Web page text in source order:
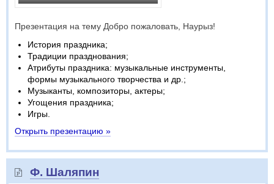
Презентация на тему Добро пожаловать, Наурыз!
История праздника;
Традиции празднования;
Атрибуты праздника: музыкальные инструменты,
формы музыкального творчества и др.;
Музыканты, композиторы, актеры;
Угощения праздника;
Игры.
Открыть презентацию »
Ф. Шаляпин